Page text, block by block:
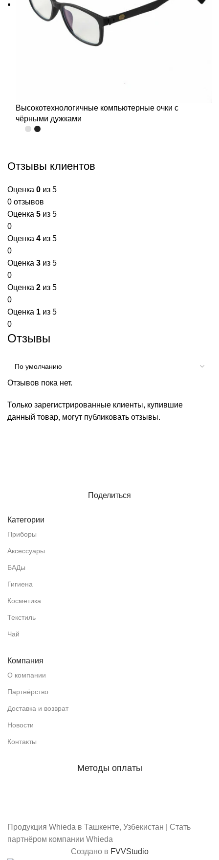
Высокотехнологичные компьютерные очки с
чёрными дужками
Отзывы клиентов
Оценка 0 из 5
0 отзывов
Оценка 5 из 5
0
Оценка 4 из 5
0
Оценка 3 из 5
0
Оценка 2 из 5
0
Оценка 1 из 5
0
Отзывы
Отзывов пока нет.
Только зарегистрированные клиенты, купившие
данный товар, могут публиковать отзывы.
Поделиться
Категории
Приборы
Аксессуары
БАДы
Гигиена
Косметика
Текстиль
Чай
Компания
О компании
Партнёрство
Доставка и возврат
Новости
Контакты
Методы оплаты
Продукция Whieda в Ташкенте, Узбекистан | Стать
партнёром компании Whieda
Создано в FVVStudio